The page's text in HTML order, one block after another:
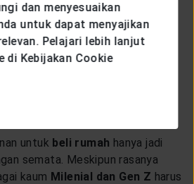
yang bisa mendatangkan imbal
aman menjadi tempat
untuk membeli rumah. Beberapa
investasi reksa dana dan
jadikan pilihan untuk
nilai dari dana untuk
untuk beli rumah hanya jadi
semata. Meskipun rasanya
kaum Milenial dan Gen Z harus
dan menyesuaikan
untuk dapat menyajikan
Pelajari lebih lanjut
di Kebijakan Cookie